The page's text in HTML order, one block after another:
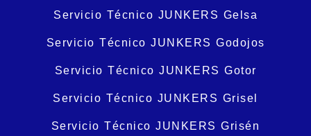
Servicio Técnico JUNKERS Gelsa
Servicio Técnico JUNKERS Godojos
Servicio Técnico JUNKERS Gotor
Servicio Técnico JUNKERS Grisel
Servicio Técnico JUNKERS Grisén